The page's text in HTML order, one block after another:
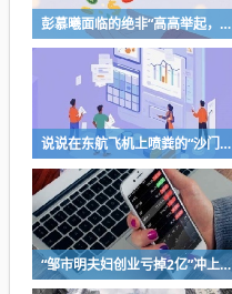
彭慕曦面临的绝非“高高举起，轻轻放下”
说说在东航飞机上喷粪的“沙门世家”
“邹市明夫妇创业亏掉2亿”冲上热搜！妻子冉莹颖自曝多个项目关停，不得不卖房偿债！